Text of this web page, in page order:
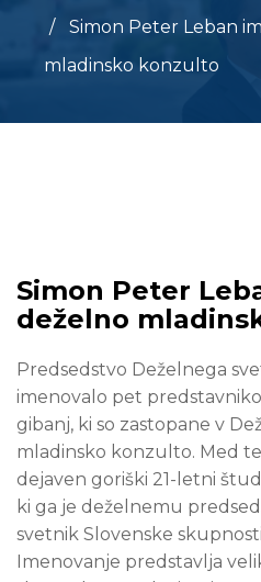
Simon Peter Leban
mladinsko konzulto
Simon Peter
deželno
Predsedstvo Deželnega
imenovalo pet
gibanj, ki so zastopane v
mladinsko konzulto. Med
dejaven goriški 21-letni
ki ga je deželnemu
svetnik Slovenske
Imenovanje predstavlja